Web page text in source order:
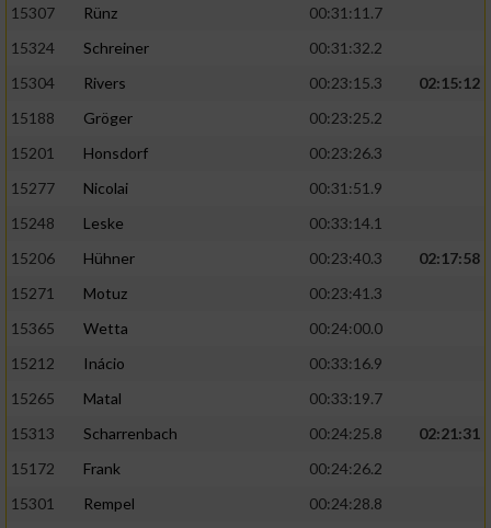
15307
Rünz
00:31:11.7
15324
Schreiner
00:31:32.2
15304
Rivers 00:23:15.3
02:15:12
15188
Gröger
00:23:25.2
15201
Honsdorf
00:23:26.3
15277
Nicolai
00:31:51.9
15248
Leske
00:33:14.1
15206
Hühner 00:23:40.3
02:17:58
15271
Motuz
00:23:41.3
15365
Wetta
00:24:00.0
15212
Inácio
00:33:16.9
15265
Matal
00:33:19.7
15313
Scharrenbach 00:24:25.8
02:21:31
15172
Frank
00:24:26.2
15301
Rempel
00:24:28.8